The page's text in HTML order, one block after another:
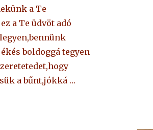
a Te
a Te üdvöt adó
boldoggá tegyen
a bűnt,jókká …